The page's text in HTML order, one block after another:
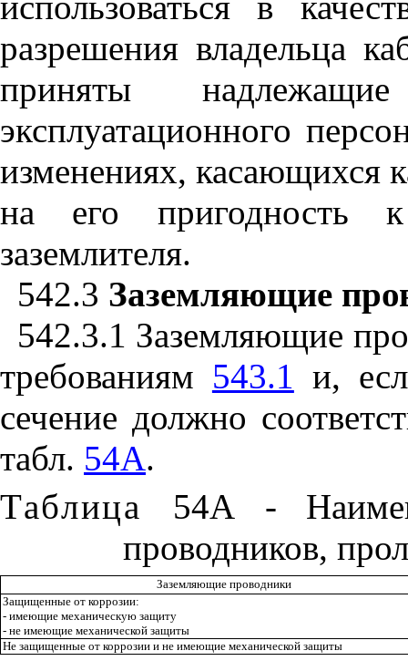
разрешения владельца
приняты
эксплуатационного
изменениях, касающихся
на его пригодность к
заземлителя.
542.3 Заземляющие
542.3.1 Заземляющие
требованиям 543.1 и,
сечение должно
табл. 54А.
Таблица 54А -
проводников,
Заземляющие проводники
Защищенные от коррозии:
- имеющие механическую защиту
- не имеющие механической защиты
Не защищенные от коррозии и не имеющие механической защиты